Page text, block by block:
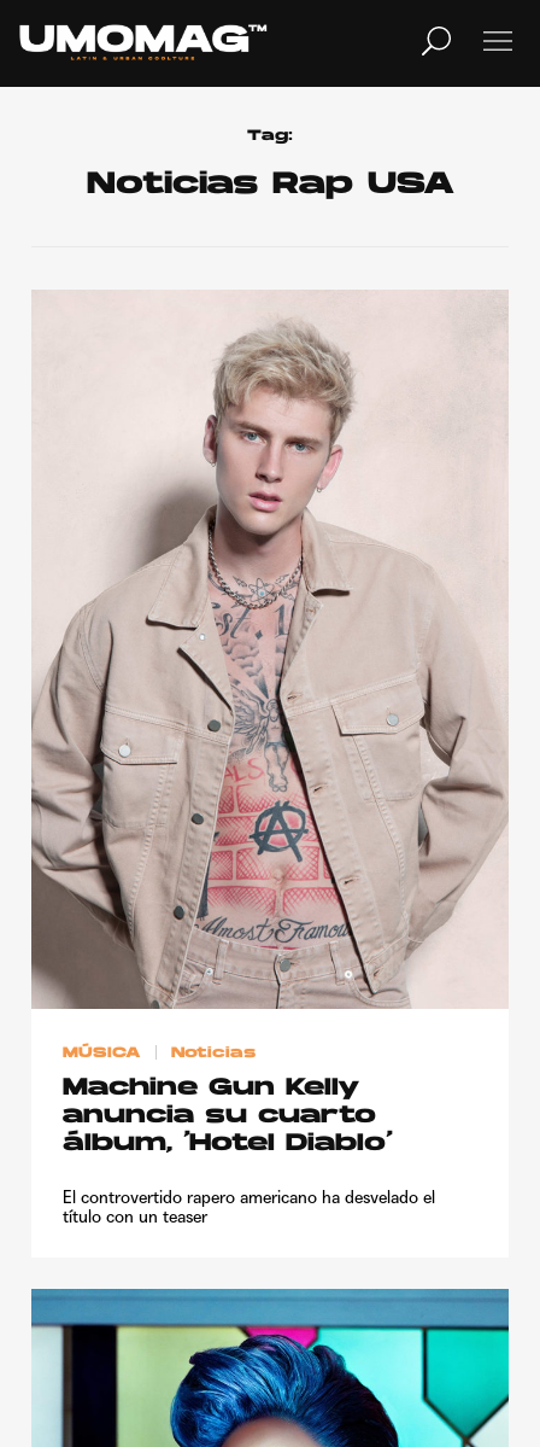
Home
Cover Story
Publicidad
Contacto
Aviso Legal
© 2015-2022 UMOMAG. PROPIEDAD DE UMO agency. TODOS LOS
DERECHOS RESERVADOS.
Tag:
Noticias Rap USA
MÚSICA Noticias
Machine Gun Kelly
anuncia su cuarto
álbum, ‘Hotel Diablo’
El controvertido rapero americano ha desvelado el
título con un teaser